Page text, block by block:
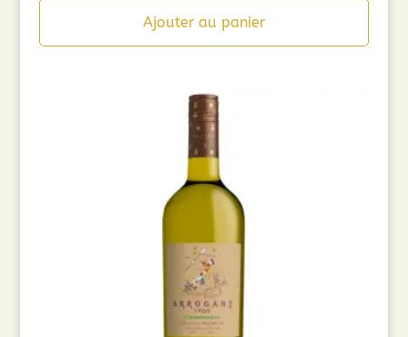
Ajouter au panier